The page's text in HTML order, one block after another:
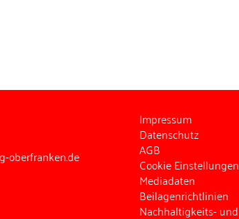
oberfranken.de
Impressum
Datenschutz
AGB
Cookie Einstellungen
Mediadaten
Beilagenrichtlinien
Nachhaltigkeits- und